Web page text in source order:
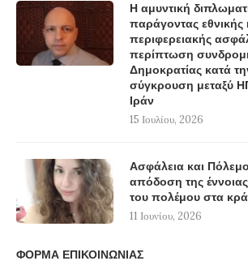
Η αμυντική
παράγοντας εθνικής
περιφερειακής
περίπτωση
Δημοκρατίας κατά
σύγκρουση μεταξύ
Ιράν
15 Ιουλίου, 2026
Ασφάλεια και
απόδοση της
του πολέμου στα
11 Ιουνίου, 2026
ΦΟΡΜΑ ΕΠΙΚΟΙΝΩΝΙΑΣ